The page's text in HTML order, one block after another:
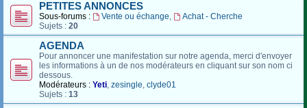
PETITES ANNONCES
Sous-forums : Vente ou échange,
Achat - Cherche
Sujets : 20
AGENDA
Pour annoncer une manifestation sur notre agenda, merci d'envoyer
les informations à un de nos modérateurs en cliquant sur son nom ci
dessous.
Modérateurs : Yeti, zesingle, clyde01
Sujets : 13